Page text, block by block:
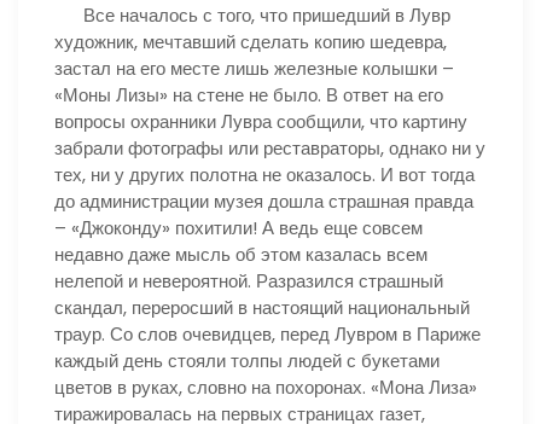
Все началось с того, что пришедший в Лувр
художник, мечтавший сделать копию шедевра,
застал на его месте лишь железные колышки –
«Моны Лизы» на стене не было. В ответ на его
вопросы охранники Лувра сообщили, что картину
забрали фотографы или реставраторы, однако ни у
тех, ни у других полотна не оказалось. И вот тогда
до администрации музея дошла страшная правда
– «Джоконду» похитили! А ведь еще совсем
недавно даже мысль об этом казалась всем
нелепой и невероятной. Разразился страшный
скандал, переросший в настоящий национальный
траур. Со слов очевидцев, перед Лувром в Париже
каждый день стояли толпы людей с букетами
цветов в руках, словно на похоронах. «Мона Лиза»
тиражировалась на первых страницах газет,